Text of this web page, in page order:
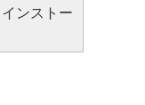
ンストー